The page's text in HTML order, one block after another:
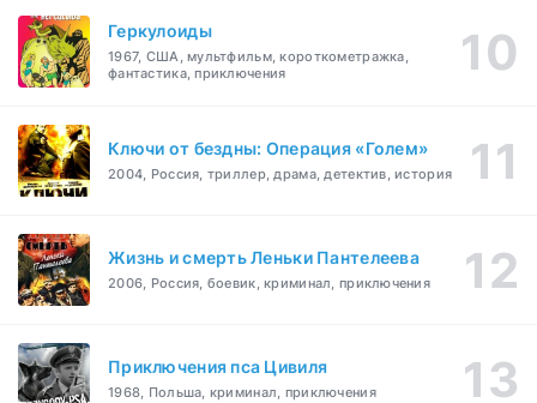
Геркулоиды
1967, США, мультфильм, короткометражка,
фантастика, приключения
Ключи от бездны: Операция «Голем»
2004, Россия, триллер, драма, детектив, история
Жизнь и смерть Леньки Пантелеева
2006, Россия, боевик, криминал, приключения
Приключения пса Цивиля
1968, Польша, криминал, приключения